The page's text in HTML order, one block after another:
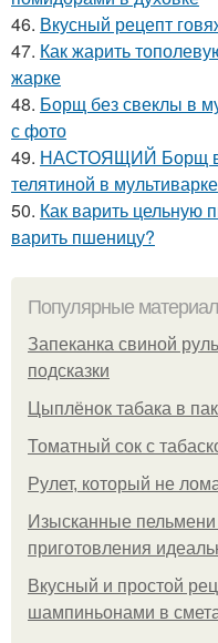
46. Вкусный рецепт
47. Как жарить
жарке
48. Борщ без свеклы в
с фото
49. НАСТОЯЩИЙ Борщ в
телятиной в мультиварке
50. Как варить цельную
варить пшеницу?
Популярные
Запеканка свиной
подсказки
Цыплёнок табака в
Томатный сок с
Рулет, который не
Изысканные пельмени
приготовления
Вкусный и простой
шампиньонами в